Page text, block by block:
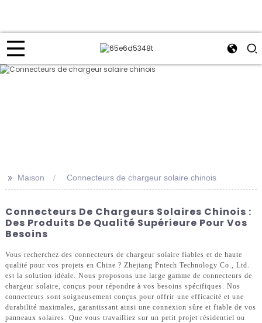
>> Maison Connecteurs de chargeur solaire chinois
Connecteurs De Chargeurs Solaires Chinois :
Des Produits De Qualité Supérieure Pour Vos
Besoins
Vous recherchez des connecteurs de chargeur solaire fiables et de haute
qualité pour vos projets en Chine ? Zhejiang Pntech Technology Co., Ltd.
est la solution idéale. Nous proposons une large gamme de connecteurs de
chargeur solaire, conçus pour répondre à vos besoins spécifiques. Nos
connecteurs sont soigneusement conçus pour offrir une efficacité et une
durabilité maximales, garantissant ainsi une connexion sûre et fiable de vos
panneaux solaires. Que vous travailliez sur un petit projet résidentiel ou